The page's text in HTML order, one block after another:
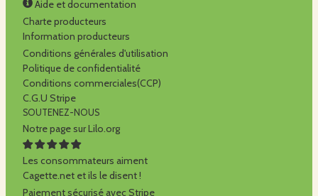
Aide et documentation
Charte producteurs
Information producteurs
Conditions générales d'utilisation
Politique de confidentialité
Conditions commerciales(CCP)
C.G.U Stripe
SOUTENEZ-NOUS
Notre page sur Lilo.org
Les consommateurs aiment
Cagette.net et ils le disent !
Paiement sécurisé avec Stripe